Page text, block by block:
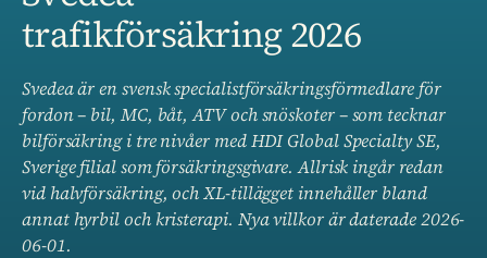
trafikförsäkring 2026
Svedea är en svensk specialistförsäkringsförmedlare för
fordon – bil, MC, båt, ATV och snöskoter – som tecknar
bilförsäkring i tre nivåer med HDI Global Specialty SE,
Sverige filial som försäkringsgivare. Allrisk ingår redan
vid halvförsäkring, och XL-tillägget innehåller bland
annat hyrbil och kristerapi. Nya villkor är daterade 2026-
06-01.